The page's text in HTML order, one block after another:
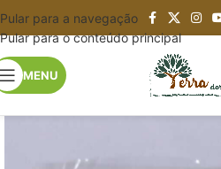
Pular para a navegação
Pular para o conteúdo principal
MENU